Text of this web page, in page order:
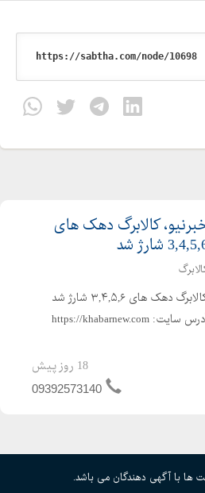
کالابرگ دهک های
شارژ شد
کالابرگ دهک های ۳,۴,۵,۶ شارژ شد
آدرس سایت: https://khabarnew.com
اخبار فوری و لحظه ای در لحظه با خبر
شوید بهترین سایت های خبری ایران
18 روز پیش
09392573140
ها با آگهی دهندگان می باشد.